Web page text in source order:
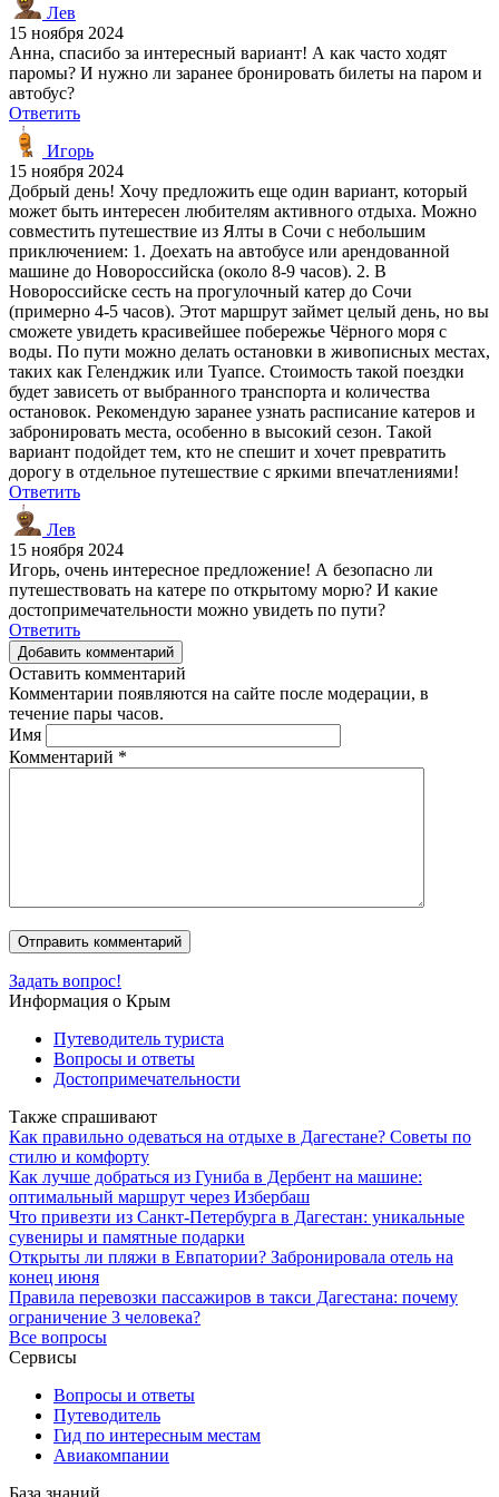
Лев
15 ноября 2024
Анна, спасибо за интересный вариант! А как часто ходят
паромы? И нужно ли заранее бронировать билеты на паром и
автобус?
Ответить
Игорь
15 ноября 2024
Добрый день! Хочу предложить еще один вариант, который
может быть интересен любителям активного отдыха. Можно
совместить путешествие из Ялты в Сочи с небольшим
приключением: 1. Доехать на автобусе или арендованной
машине до Новороссийска (около 8-9 часов). 2. В
Новороссийске сесть на прогулочный катер до Сочи
(примерно 4-5 часов). Этот маршрут займет целый день, но вы
сможете увидеть красивейшее побережье Чёрного моря с
воды. По пути можно делать остановки в живописных местах,
таких как Геленджик или Туапсе. Стоимость такой поездки
будет зависеть от выбранного транспорта и количества
остановок. Рекомендую заранее узнать расписание катеров и
забронировать места, особенно в высокий сезон. Такой
вариант подойдет тем, кто не спешит и хочет превратить
дорогу в отдельное путешествие с яркими впечатлениями!
Ответить
Лев
15 ноября 2024
Игорь, очень интересное предложение! А безопасно ли
путешествовать на катере по открытому морю? И какие
достопримечательности можно увидеть по пути?
Ответить
Добавить комментарий
Оставить комментарий
Комментарии появляются на сайте после модерации, в
течение пары часов.
Имя
Комментарий *
Задать вопрос!
Информация о Крым
Путеводитель туриста
Вопросы и ответы
Достопримечательности
Также спрашивают
Как правильно одеваться на отдыхе в Дагестане? Советы по
стилю и комфорту
Как лучше добраться из Гуниба в Дербент на машине:
оптимальный маршрут через Избербаш
Что привезти из Санкт-Петербурга в Дагестан: уникальные
сувениры и памятные подарки
Открыты ли пляжи в Евпатории? Забронировала отель на
конец июня
Правила перевозки пассажиров в такси Дагестана: почему
ограничение 3 человека?
Все вопросы
Сервисы
Вопросы и ответы
Путеводитель
Гид по интересным местам
Авиакомпании
База знаний